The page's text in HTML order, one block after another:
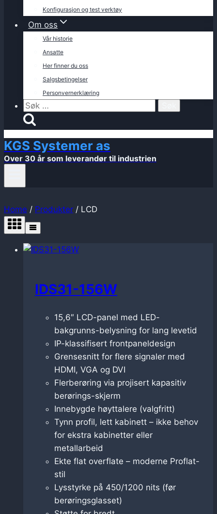
Konfigurasjon og test verktøy
Om oss
Vår historie
Ansatte
Her finner du oss
Salgsbetingelser
Personvernerklæring
Søk
etter:
KGS Systemer as
Over 30 år som leverandør til industrien
Home / Produkter / LCD
IDS31-156W
15,6″ LCD-panel med LED-
bakgrunns-belysning for lang levetid
IP-klassifisert frontpaneldesign
Grensesnitt for flere signaler med
HDMI, VGA og DVI
Flerberøring via projisert kapasitiv
berørings-skjerm
Innebygde høyttalere (valgfritt)
Tynn profil, lett kabinett – ikke behov
for ekstra kabinetter eller
metallarbeid
Ekte flat overflate – moderne Proflat-
stil
Lysstyrke på 450/1200 nits (før
berøringsglasset)